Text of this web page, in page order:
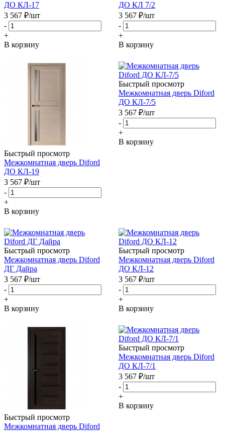
ДО КЛ-17
3 567 ₽/шт
-
+
В корзину
ДО КЛ 7/2
3 567 ₽/шт
-
+
В корзину
Быстрый просмотр
Межкомнатная дверь Diford
ДО КЛ-19
3 567 ₽/шт
-
+
В корзину
Быстрый просмотр
Межкомнатная дверь Diford
ДО КЛ-7/5
3 567 ₽/шт
-
+
В корзину
Быстрый просмотр
Межкомнатная дверь Diford
ДГ Дайра
3 567 ₽/шт
-
+
В корзину
Быстрый просмотр
Межкомнатная дверь Diford
ДО КЛ-12
3 567 ₽/шт
-
+
В корзину
Быстрый просмотр
Межкомнатная дверь Diford
Быстрый просмотр
Межкомнатная дверь Diford
ДО КЛ-7/1
3 567 ₽/шт
-
+
В корзину